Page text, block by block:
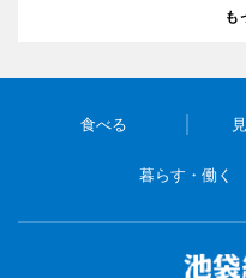
も
食べる
暮らす・働く